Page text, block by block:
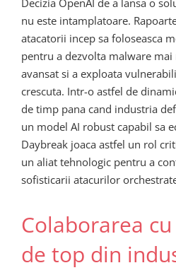
Decizia OpenAI de a lansa o
nu este intamplatoare.
atacatorii incep sa foloseasca
pentru a dezvolta malware
avansat si a exploata
crescuta. Intr-o astfel de
de timp pana cand industria
un model AI robust capabil sa
Daybreak joaca astfel un rol
un aliat tehnologic pentru a
sofisticarii atacurilor
Colaborarea
de top din